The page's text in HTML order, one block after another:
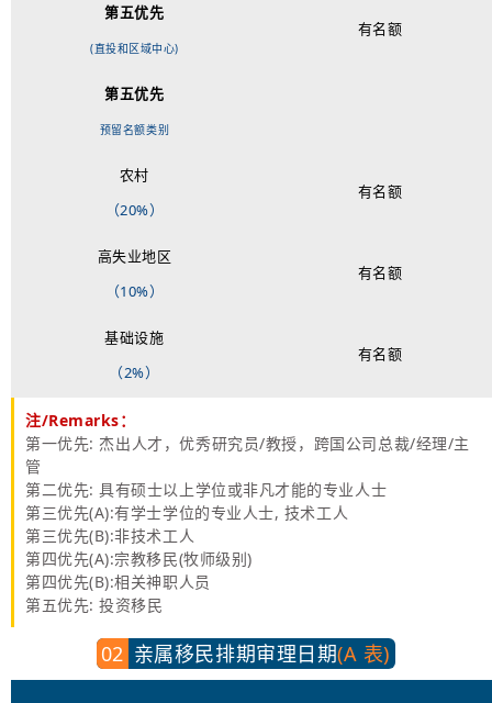
第五优先
(直投和区域中心)
有名额
第五优先
预留名额类别
农村
（20%）
有名额
高失业地区
（10%）
有名额
基础设施
（2%）
有名额
注/Remarks：
第一优先: 杰出人才，优秀研究员/教授，跨国公司总裁/经理/主
管
第二优先: 具有硕士以上学位或非凡才能的专业人士
第三优先(A):有学士学位的专业人士, 技术工人
第三优先(B):非技术工人
第四优先(A):宗教移民(牧师级别)
第四优先(B):相关神职人员
第五优先: 投资移民
02 亲属移民排期审理日期(A 表)